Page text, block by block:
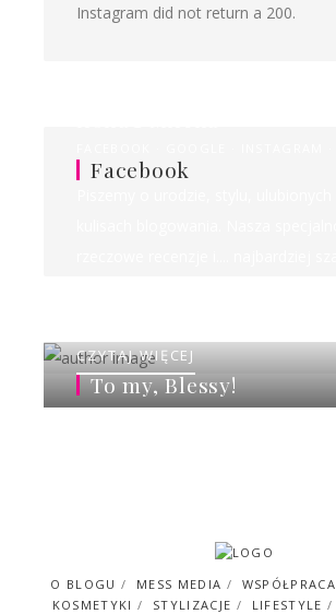
Instagram did not return a 200.
Facebook
To my, Blessy!
CZYTAJ WIĘCEJ
O BLOGU MESS MEDIA WSPÓŁPRACA
KOSMETYKI
STYLIZACJE LIFESTYLE